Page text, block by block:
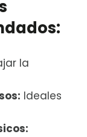
la
Ideales